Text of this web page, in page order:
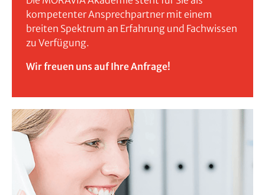
kompetenter Ansprechpartner mit einem
breiten Spektrum an Erfahrung und Fachwissen
zu Verfügung.
Wir freuen uns auf Ihre Anfrage!